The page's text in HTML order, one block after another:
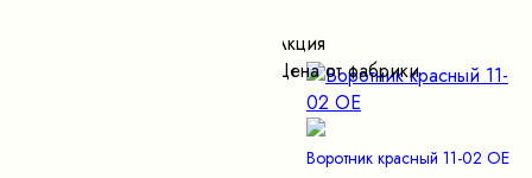
Акция
Цена от фабрики
Воротник красный 11-02 ОЕ